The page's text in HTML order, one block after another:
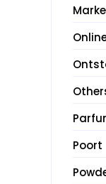
Poort